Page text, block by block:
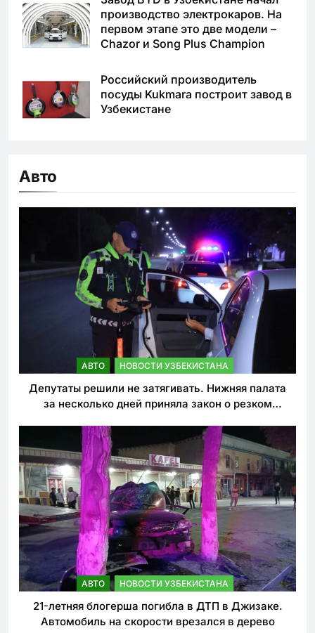
производство электрокаров. На
первом этапе это две модели –
Chazor и Song Plus Champion
Российский производитель
посуды Kukmara построит завод в
Узбекистане
Авто
АВТО НОВОСТИ УЗБЕКИСТАНА
Депутаты решили не затягивать. Нижняя палата
за несколько дней приняла закон о резком
АВТО НОВОСТИ УЗБЕКИСТАНА
21-летняя блогерша погибла в ДТП в Джизаке.
Автомобиль на скорости врезался в дерево